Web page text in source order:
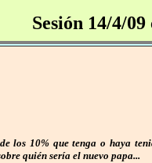
Sesión 14/4/
los 10% que tenga o haya
quién sería el nuevo papa...